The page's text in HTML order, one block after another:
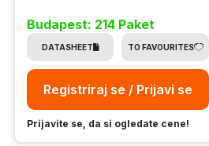
Budapest: 214 Paket
DATASHEET TO FAVOURITES
Registriraj se / Prijavi se
Prijavite se, da si ogledate cene!